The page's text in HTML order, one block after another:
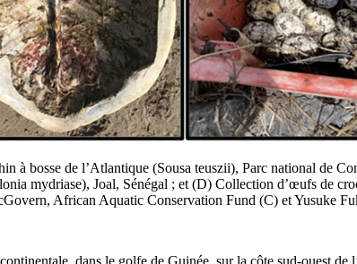
à bosse de l’Atlantique (Sousa teuszii), Parc national de
mydriase), Joal, Sénégal ; et (D) Collection d’œufs de
African Aquatic Conservation Fund (C) et Yusuke
dans le golfe de Guinée, sur la côte sud-ouest de